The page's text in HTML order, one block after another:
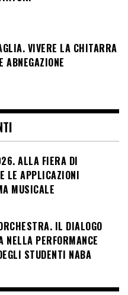
VIVERE LA CHITARRA
ABNEGAZIONE
ALLA FIERA DI
LE APPLICAZIONI
MUSICALE
IL DIALOGO
NELLA PERFORMANCE
STUDENTI NABA